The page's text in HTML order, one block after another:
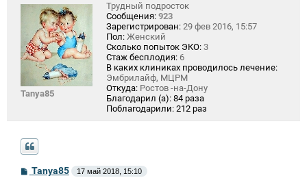
Tanya85
Трудный подросток
Сообщения: 923
Зарегистрирован: 29 фев 2016, 15:57
Пол: Женский
Сколько попыток ЭКО: 3
Стаж бесплодия: 6
В каких клиниках проводилось лечение:
Эмбрилайф, МЦРМ
Откуда: Ростов -на-Дону
Благодарил (а): 84 раза
Поблагодарили: 212 раз
СTanya85 17 май 2018, 15:10